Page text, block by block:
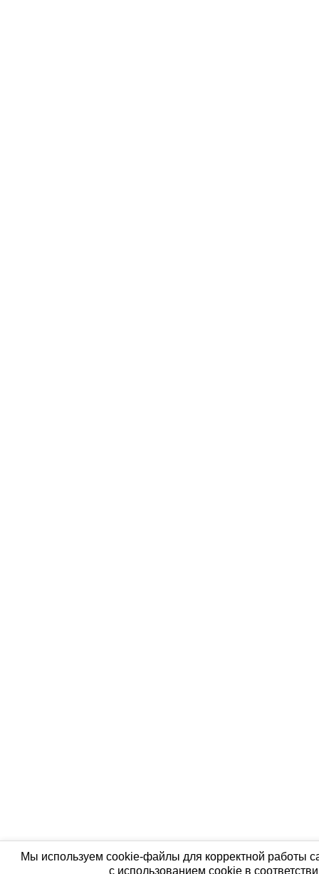
Мы используем cookie-файлы для корректной работы
с использованием cookie в